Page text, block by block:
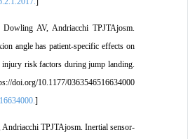
Dowling AV, Andriacchi TPJTAjosm.
angle has patient-specific effects on
injury risk factors during jump landing.
doi.org/10.1177/0363546516634000
J, Andriacchi TPJTAjosm. Inertial sensor-